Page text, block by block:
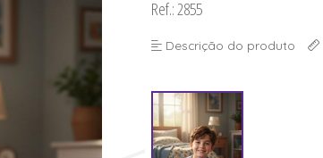
Ref.: 2855
Descrição do produto